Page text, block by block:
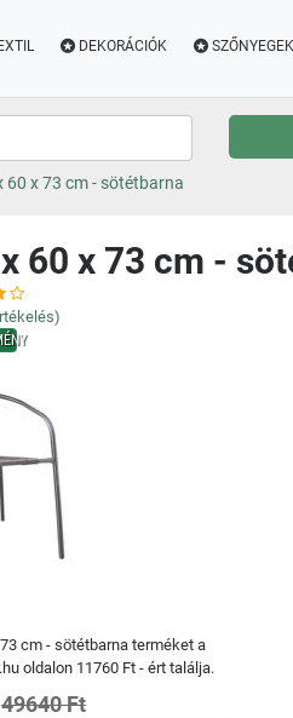
DEKORÁCIÓK SZŐNYEGEK
x 73 cm - sötétbarna
60 x 73 cm -
cm - sötétbarna terméket a
oldalon 11760 Ft - ért találja.
49640 Ft